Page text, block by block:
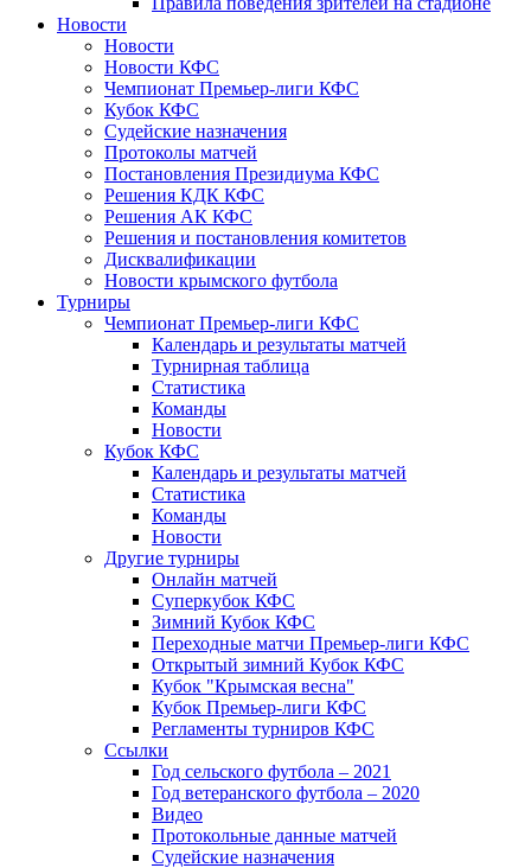
Новости
Новости
Новости КФС
Чемпионат Премьер-лиги КФС
Кубок КФС
Судейские назначения
Протоколы матчей
Постановления Президиума КФС
Решения КДК КФС
Решения АК КФС
Решения и постановления комитетов
Дисквалификации
Новости крымского футбола
Турниры
Чемпионат Премьер-лиги КФС
Календарь и результаты матчей
Турнирная таблица
Статистика
Команды
Новости
Кубок КФС
Календарь и результаты матчей
Статистика
Команды
Новости
Другие турниры
Онлайн матчей
Суперкубок КФС
Зимний Кубок КФС
Переходные матчи Премьер-лиги КФС
Открытый зимний Кубок КФС
Кубок "Крымская весна"
Кубок Премьер-лиги КФС
Регламенты турниров КФС
Ссылки
Год сельского футбола – 2021
Год ветеранского футбола – 2020
Видео
Протокольные данные матчей
Судейские назначения